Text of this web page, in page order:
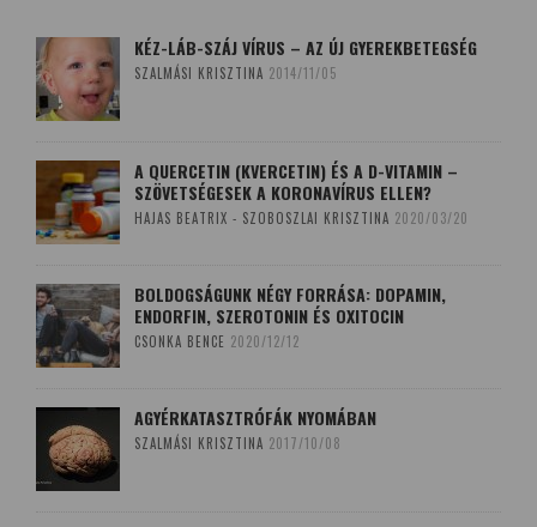
KÉZ-LÁB-SZÁJ VÍRUS – AZ ÚJ GYEREKBETEGSÉG
SZALMÁSI KRISZTINA 2014/11/05
A QUERCETIN (KVERCETIN) ÉS A D-VITAMIN –
SZÖVETSÉGESEK A KORONAVÍRUS ELLEN?
HAJAS BEATRIX - SZOBOSZLAI KRISZTINA 2020/03/20
BOLDOGSÁGUNK NÉGY FORRÁSA: DOPAMIN,
ENDORFIN, SZEROTONIN ÉS OXITOCIN
CSONKA BENCE 2020/12/12
AGYÉRKATASZTRÓFÁK NYOMÁBAN
SZALMÁSI KRISZTINA 2017/10/08